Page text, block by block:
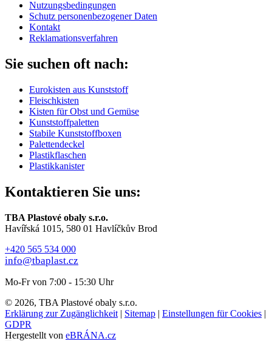
Nutzungsbedingungen
Schutz personenbezogener Daten
Kontakt
Reklamationsverfahren
Sie suchen oft nach:
Eurokisten aus Kunststoff
Fleischkisten
Kisten für Obst und Gemüse
Kunststoffpaletten
Stabile Kunststoffboxen
Palettendeckel
Plastikflaschen
Plastikkanister
Kontaktieren Sie uns:
TBA Plastové obaly s.r.o.
Havířská 1015, 580 01 Havlíčkův Brod
+420 565 534 000
info@tbaplast.cz
Mo-Fr von 7:00 - 15:30 Uhr
© 2026, TBA Plastové obaly s.r.o.
Erklärung zur Zugänglichkeit | Sitemap | Einstellungen für Cookies |
GDPR
Hergestellt von eBRÁNA.cz